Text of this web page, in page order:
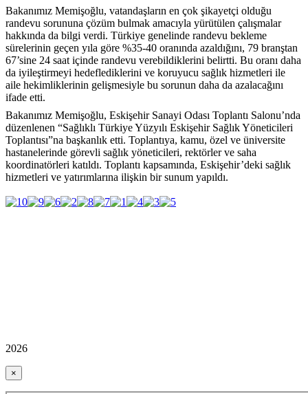
Bakanımız Memişoğlu, vatandaşların en çok şikayetçi olduğu
randevu sorununa çözüm bulmak amacıyla yürütülen çalışmalar
hakkında da bilgi verdi. Türkiye genelinde randevu bekleme
sürelerinin geçen yıla göre %35-40 oranında azaldığını, 79 branştan
67’sine 24 saat içinde randevu verebildiklerini belirtti. Bu oranı daha
da iyileştirmeyi hedeflediklerini ve koruyucu sağlık hizmetleri ile
aile hekimliklerinin gelişmesiyle bu sorunun daha da azalacağını
ifade etti.
Bakanımız Memişoğlu, Eskişehir Sanayi Odası Toplantı Salonu’nda
düzenlenen “Sağlıklı Türkiye Yüzyılı Eskişehir Sağlık Yöneticileri
Toplantısı”na başkanlık etti. Toplantıya, kamu, özel ve üniversite
hastanelerinde görevli sağlık yöneticileri, rektörler ve saha
koordinatörleri katıldı. Toplantı kapsamında, Eskişehir’deki sağlık
hizmetleri ve yatırımlarına ilişkin bir sunum yapıldı.
2026
×